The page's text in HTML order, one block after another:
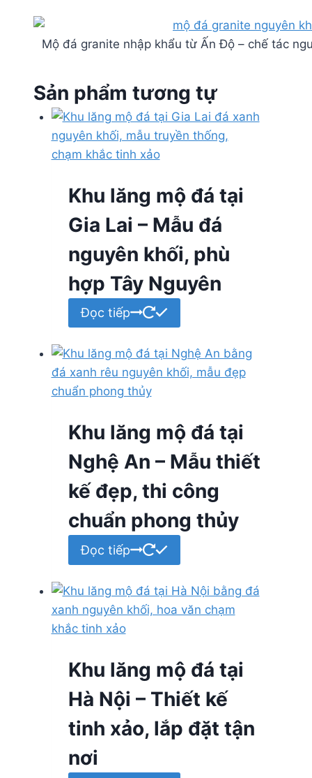
Mộ đá granite nhập khẩu từ Ấn Độ – chế tác
Sản phẩm tương tự
Khu lăng mộ đá tại
Gia Lai – Mẫu đá
nguyên khối, phù
hợp Tây Nguyên
Đọc tiếp
Khu lăng mộ đá tại
Nghệ An – Mẫu thiết
kế đẹp, thi công
chuẩn phong thủy
Đọc tiếp
Khu lăng mộ đá tại
Hà Nội – Thiết kế
tinh xảo, lắp đặt tận
nơi